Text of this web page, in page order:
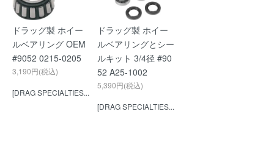
ドラッグ製 ホイー
ルベアリング OEM
#9052 0215-0205
3,190円(税込)
[DRAG SPECIALTIES...
ドラッグ製 ホイー
ルベアリングとシー
ルキット 3/4径 #90
52 A25-1002
5,390円(税込)
[DRAG SPECIALTIES...